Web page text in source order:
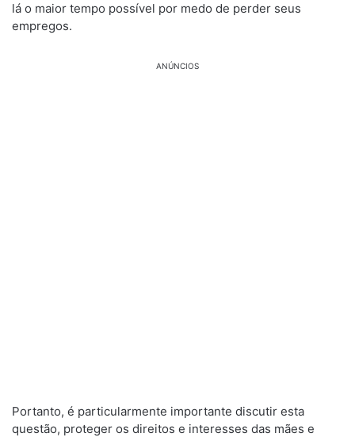
lá o maior tempo possível por medo de perder seus
empregos.
ANÚNCIOS
Portanto, é particularmente importante discutir esta
questão, proteger os direitos e interesses das mães e